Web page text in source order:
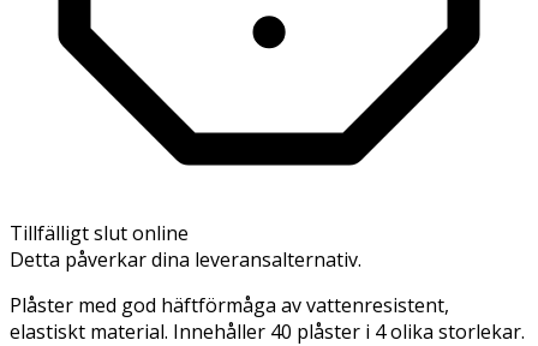
Tillfälligt slut online
Detta påverkar dina leveransalternativ.
Plåster med god häftförmåga av vattenresistent,
elastiskt material. Innehåller 40 plåster i 4 olika storlekar.